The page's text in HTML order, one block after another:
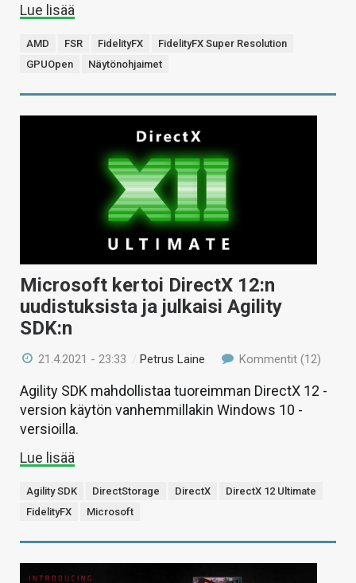
Lue lisää
AMD FSR FidelityFX
FidelityFX Super Resolution
GPUOpen
Näytönohjaimet
Microsoft kertoi DirectX 12:n
uudistuksista ja julkaisi Agility
SDK:n
21.4.2021 - 23:33 /Petrus Laine Kommentit (12)
Agility SDK mahdollistaa tuoreimman DirectX 12 -
version käytön vanhemmillakin Windows 10 -
versioilla.
Lue lisää
Agility SDK DirectStorage DirectX
DirectX 12 Ultimate
FidelityFX
Microsoft